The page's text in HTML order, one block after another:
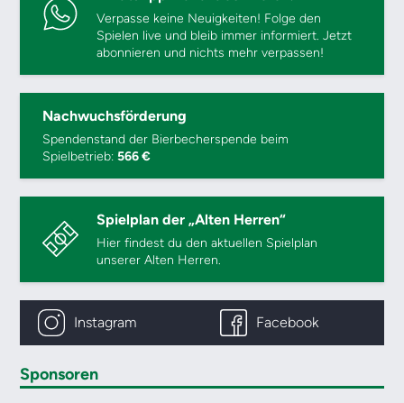
Verpasse keine Neuigkeiten! Folge den
Spielen live und bleib immer informiert. Jetzt
abonnieren und nichts mehr verpassen!
Nachwuchsförderung
Spendenstand der Bierbecherspende beim
Spielbetrieb:566 €
Spielplan der „Alten Herren“
Hier findest du den aktuellen Spielplan
unserer Alten Herren.
Instagram Facebook
Sponsoren